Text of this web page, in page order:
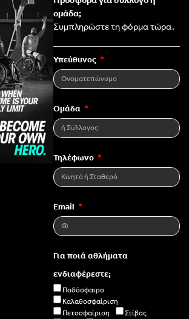
ομάδα;
Συμπληρώστε τη φόρμα τώρα.
Υπεύθυνος
Ομάδα
Τηλέφωνο
Email
Για ποιά αθλήματα
ενδιαφέρεστε;
Ποδόσφαιρο
Καλαθοσφαίριση
Πετοσφαίριση
Στίβος